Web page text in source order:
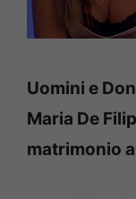
Uomini e
Maria De
matrimonio